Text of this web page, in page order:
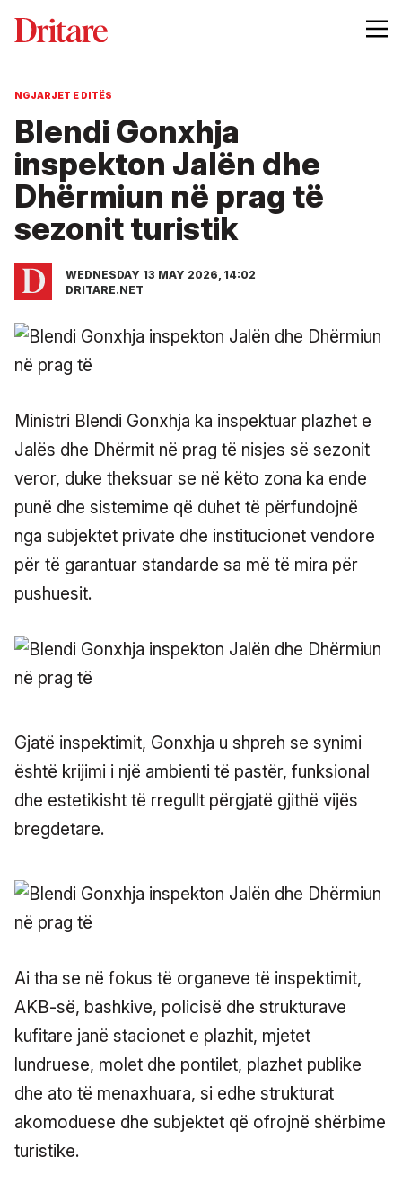
NGJARJET E DITËS
Blendi Gonxhja
inspekton Jalën dhe
Dhërmiun në prag të
sezonit turistik
WEDNESDAY 13 MAY 2026, 14:02
DRITARE.NET
Ministri Blendi Gonxhja ka inspektuar plazhet e
Jalës dhe Dhërmit në prag të nisjes së sezonit
veror, duke theksuar se në këto zona ka ende
punë dhe sistemime që duhet të përfundojnë
nga subjektet private dhe institucionet vendore
për të garantuar standarde sa më të mira për
pushuesit.
Gjatë inspektimit, Gonxhja u shpreh se synimi
është krijimi i një ambienti të pastër, funksional
dhe estetikisht të rregullt përgjatë gjithë vijës
bregdetare.
Ai tha se në fokus të organeve të inspektimit,
AKB-së, bashkive, policisë dhe strukturave
kufitare janë stacionet e plazhit, mjetet
lundruese, molet dhe pontilet, plazhet publike
dhe ato të menaxhuara, si edhe strukturat
akomoduese dhe subjektet që ofrojnë shërbime
turistike.